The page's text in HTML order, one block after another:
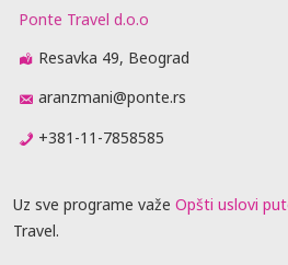
Ponte Travel d.o.o
Resavka 49, Beograd
aranzmani@ponte.rs
+381-11-7858585
Uz sve programe važe Opšti uslovi
Travel.